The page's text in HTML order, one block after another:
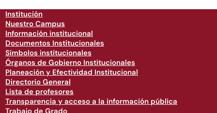
Institución
Nuestro Campus
Información institucional
Documentos Institucionales
Símbolos institucionales
Órganos de Gobierno Institucionales
Planeación y Efectividad Institucional
Directorio General
Lista de profesores
Transparencia y acceso a la información pública
Trabajo de Grado